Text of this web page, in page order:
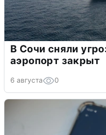
В Сочи сняли
аэропорт закрыт
6 августа 0